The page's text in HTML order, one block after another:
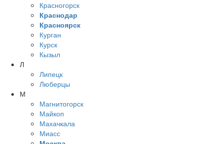
Красногорск
Краснодар
Красноярск
Курган
Курск
Кызыл
Л
Липецк
Люберцы
М
Магнитогорск
Майкоп
Махачкала
Миасс